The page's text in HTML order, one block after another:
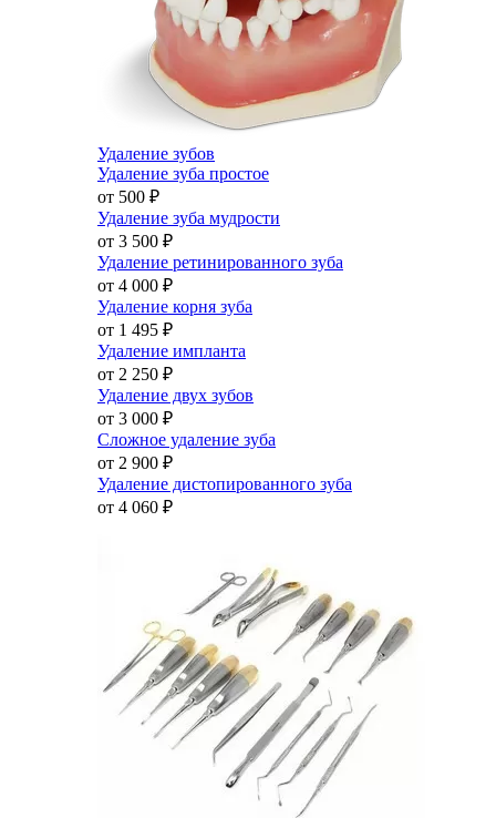
Удаление зубов
Удаление зуба простое
от 500 ₽
Удаление зуба мудрости
от 3 500 ₽
Удаление ретинированного зуба
от 4 000 ₽
Удаление корня зуба
от 1 495 ₽
Удаление импланта
от 2 250 ₽
Удаление двух зубов
от 3 000 ₽
Сложное удаление зуба
от 2 900 ₽
Удаление дистопированного зуба
от 4 060 ₽